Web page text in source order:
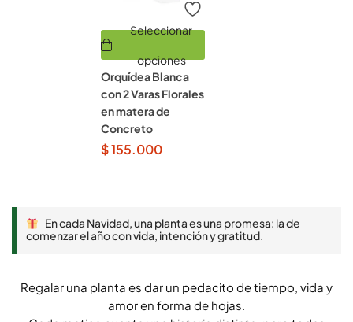
Seleccionar
opciones
Orquídea Blanca
con 2 Varas Florales
en matera de
Concreto
$155.000
En cada Navidad, una planta es una promesa: la de
comenzar el año con vida, intención y gratitud.
Regalar una planta es dar un pedacito de tiempo, vida y
amor en forma de hojas.